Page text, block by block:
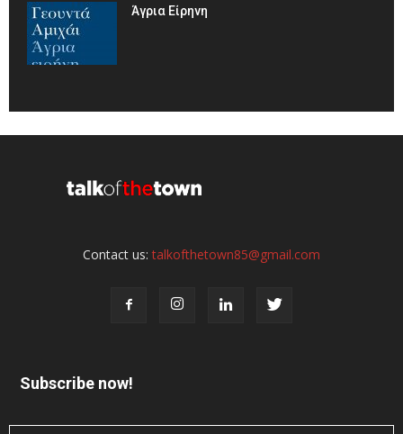
Άγρια Είρηνη
Contact us:talkofthetown85@gmail.com
Subscribe now!